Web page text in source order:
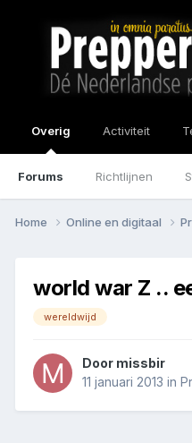
Overig
Forums Richtlijnen
Activiteit
Home Online en digitaal
world war Z ..
wereldwijd
Door missbir
11 januari 2013 in